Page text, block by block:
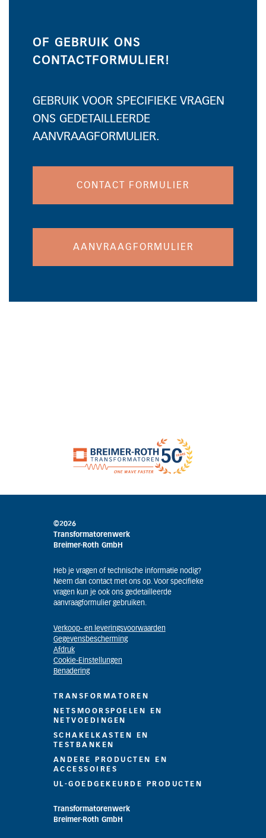
OF GEBRUIK ONS
CONTACTFORMULIER!
GEBRUIK VOOR SPECIFIEKE VRAGEN
ONS GEDETAILLEERDE
AANVRAAGFORMULIER.
CONTACT FORMULIER
AANVRAAGFORMULIER
©2026
Transformatorenwerk
Breimer-Roth GmbH
Heb je vragen of technische informatie nodig?
Neem dan contact met ons op. Voor specifieke
vragen kun je ook ons gedetailleerde
aanvraagformulier gebruiken.
Verkoop- en leveringsvoorwaarden
Gegevensbescherming
Afdruk
Cookie-Einstellungen
Benadering
TRANSFORMATOREN
NETSMOORSPOELEN EN
NETVOEDINGEN
SCHAKELKASTEN EN
TESTBANKEN
ANDERE PRODUCTEN EN
ACCESSOIRES
UL-GOEDGEKEURDE PRODUCTEN
Transformatorenwerk
Breimer-Roth GmbH